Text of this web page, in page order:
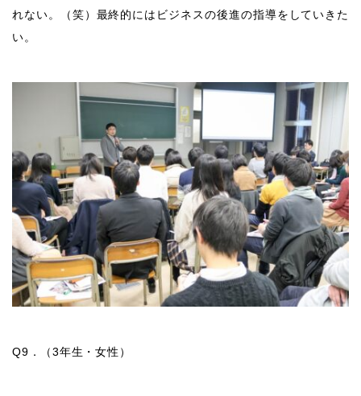
れない。（笑）最終的にはビジネスの後進の指導をしていきた
い。
Q9 ．（3年生・女性）